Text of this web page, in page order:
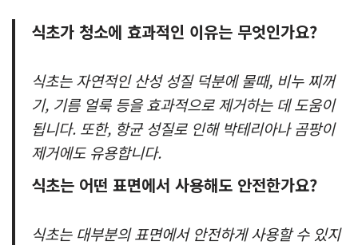
식초가 청소에 효과적인 이유는 무엇인가요?
식초는 자연적인 산성 성질 덕분에 물때, 비누 찌꺼
기, 기름 얼룩 등을 효과적으로 제거하는 데 도움이
됩니다. 또한, 항균 성질로 인해 박테리아나 곰팡이
제거에도 유용합니다.
식초는 어떤 표면에서 사용해도 안전한가요?
식초는 대부분의 표면에서 안전하게 사용할 수 있지